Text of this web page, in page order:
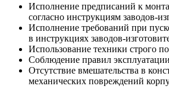
Исполнение предписаний к
согласно инструкциям заводов-
Исполнение требований при
в инструкциях заводов-
Использование техники строго
Соблюдение правил эксплуатации
Отсутствие вмешательства в
механических повреждений